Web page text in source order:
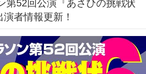
者情報更新！